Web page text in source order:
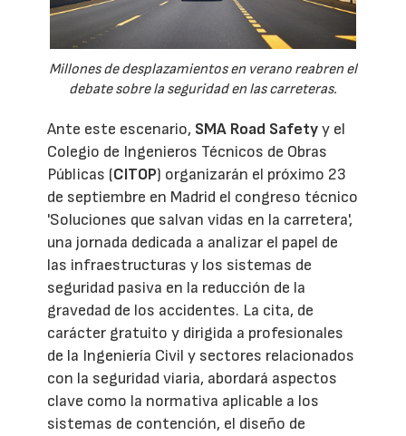
Millones de desplazamientos en verano reabren el
debate sobre la seguridad en las carreteras.
Ante este escenario, SMA Road Safetyy el
Colegio de Ingenieros Técnicos de Obras
Públicas (CITOP) organizarán el próximo 23
de septiembre en Madrid el congreso técnico
'Soluciones que salvan vidas en la carretera',
una jornada dedicada a analizar el papel de
las infraestructuras y los sistemas de
seguridad pasiva en la reducción de la
gravedad de los accidentes. La cita, de
carácter gratuito y dirigida a profesionales
de la Ingeniería Civil y sectores relacionados
con la seguridad viaria, abordará aspectos
clave como la normativa aplicable a los
sistemas de contención, el diseño de